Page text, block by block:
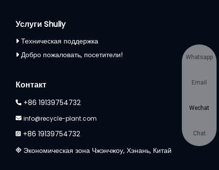
Услуги Shuliy
Техническая поддержка
Добро пожаловать, посетители!
Контакт
+86 19139754732
info@recycle-plant.com
+86 19139754732
Экономическая зона Чжэнчжоу, Хэнань, Китай
Whatsapp
Email
Wechat
Chat